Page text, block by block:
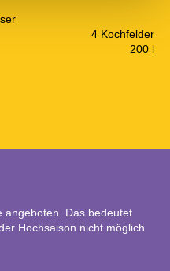
4 Kochfelder
200 l
angeboten. Das bedeutet
Hochsaison nicht möglich